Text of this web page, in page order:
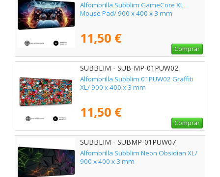
Alfombrilla Subblim GameCore XL
Mouse Pad/ 900 x 400 x 3 mm
11,50 €
Comprar
SUBBLIM - SUB-MP-01PUW02
Alfombrilla Subblim 01PUW02 Graffiti
XL/ 900 x 400 x 3 mm
11,50 €
Comprar
SUBBLIM - SUBMP-01PUW07
Alfombrilla Subblim Neon Obsidian XL/
900 x 400 x 3 mm